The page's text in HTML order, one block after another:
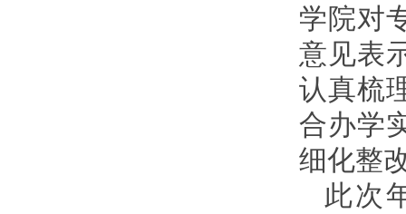
学院对
意见表
认真梳
合办学
细化整
此次